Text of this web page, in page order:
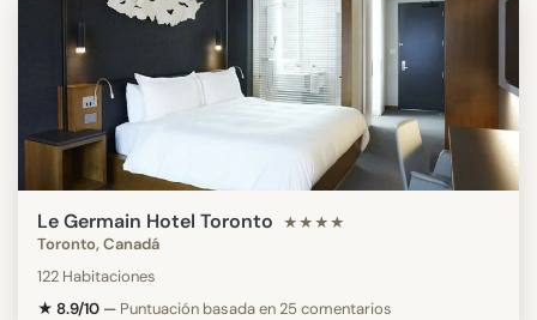
Le Germain Hotel Toronto ★★★★
Toronto, Canadá
122 Habitaciones
★ 8.9/10 — Puntuación basada en 25 comentarios